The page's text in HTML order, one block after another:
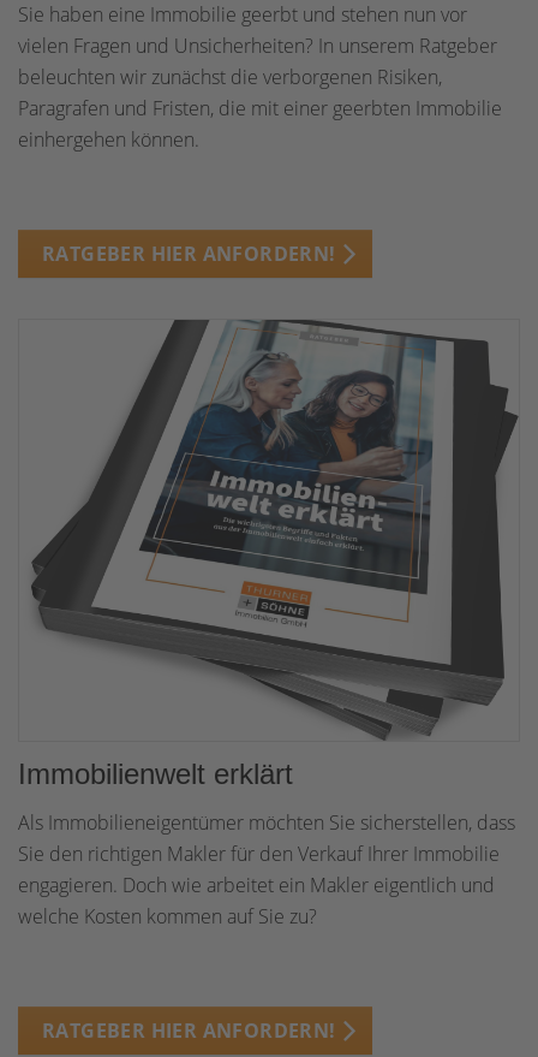
Sie haben eine Immobilie geerbt und stehen nun vor
vielen Fragen und Unsicherheiten? In unserem Ratgeber
beleuchten wir zunächst die verborgenen Risiken,
Paragrafen und Fristen, die mit einer geerbten Immobilie
einhergehen können.
RATGEBER HIER ANFORDERN!
Immobilienwelt erklärt
Als Immobilieneigentümer möchten Sie sicherstellen, dass
Sie den richtigen Makler für den Verkauf Ihrer Immobilie
engagieren. Doch wie arbeitet ein Makler eigentlich und
welche Kosten kommen auf Sie zu?
RATGEBER HIER ANFORDERN!